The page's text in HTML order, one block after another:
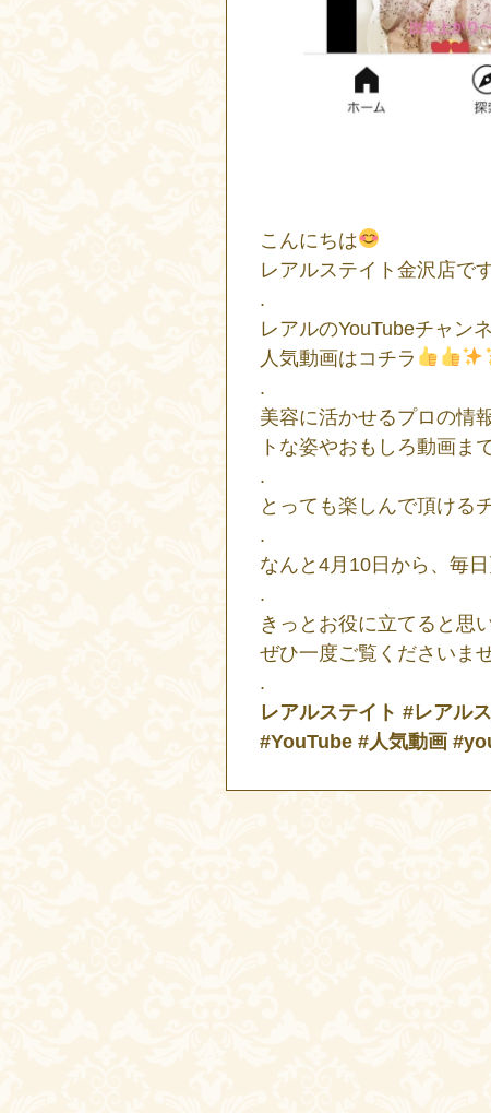
こんにちは
レアルステイト金沢店で
.
レアルのYouTubeチャン
人気動画はコチラ
.
美容に活かせるプロの情
トな姿やおもしろ動画ま
.
とっても楽しんで頂ける
.
なんと4月10日から、毎
.
きっとお役に立てると思
ぜひ一度ご覧くださいま
.
レアルステイト #レアル
#YouTube #人気動画